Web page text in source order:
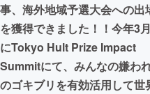
まちづくり・地域
CAMPFIRE for Social
CAMPFIREふるさと
事、海外地域予選大会への出
を獲得できました！！今年3
にTokyo Hult Prize Impact
Summitにて、みんなの嫌わ
のゴキブリを有効活用して世